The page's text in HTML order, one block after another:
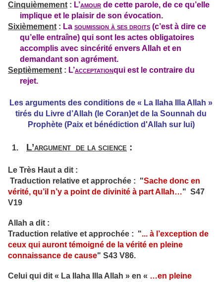
Cinquièmement : L’amour de cette parole, de ce qu’elle
implique et le plaisir de son évocation.
Sixièmement : La soumission à ses droits (c’est à dire ce
qu’elle entraîne) qui sont les actes obligatoires
accomplis avec sincérité envers Allah et en
demandant son agrément.
Septièmement : L’acceptationqui est le contraire du
rejet.
Les arguments des conditions de « La Ilaha Illa Allah »
tirés du Livre d’Allah (le Coran)et de la Sounnah du
Prophète (Paix et bénédiction d'Allah sur lui)
1. L’argument de la science :
Le Très Haut a dit :
Traduction relative et approchée : "Sache donc en
vérité, qu’il n’y a point de divinité à part Allah…" S47
V19
Allah a dit :
Traduction relative et approchée : "... à l’exception de
ceux qui auront témoigné de la vérité en pleine
connaissance de cause" S43 V86.
Celui qui dit « La Ilaha Illa Allah » en « …en pleine